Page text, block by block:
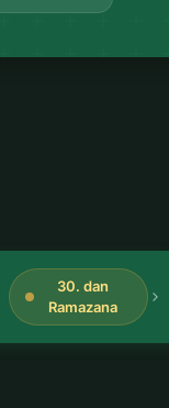
30. dan
Ramazana